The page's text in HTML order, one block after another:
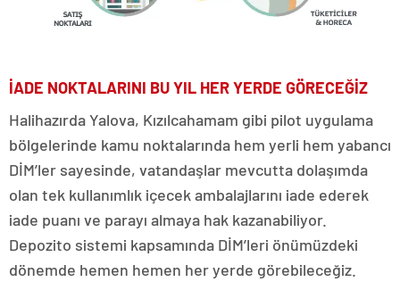
İADE NOKTALARINI BU YIL HER YERDE GÖRECEĞİZ
Halihazırda Yalova, Kızılcahamam gibi pilot uygulama
bölgelerinde kamu noktalarında hem yerli hem yabancı
DİM’ler sayesinde, vatandaşlar mevcutta dolaşımda
olan tek kullanımlık içecek ambalajlarını iade ederek
iade puanı ve parayı almaya hak kazanabiliyor.
Depozito sistemi kapsamında DİM’leri önümüzdeki
dönemde hemen hemen her yerde görebileceğiz.